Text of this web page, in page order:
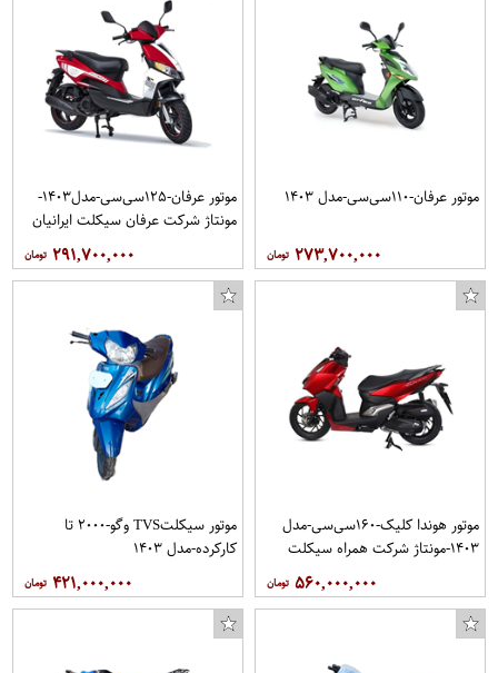
موتور عرفان-۱۱۰سی‌سی-مدل ۱۴۰۳
۲۷۳,۷۰۰,۰۰۰
موتور عرفان-۱۲۵سی‌سی-مدل۱۴۰۳-
مونتاژ شرکت عرفان سیکلت ایرانیان
۲۹۱,۷۰۰,۰۰۰
موتور هوندا کلیک-۱۶۰سی‌سی-مدل
۱۴۰۳-مونتاژ شرکت همراه سیکلت
۵۶۰,۰۰۰,۰۰۰
موتور سیکلتTVS وگو-۲۰۰۰ تا
کارکرده-مدل ۱۴۰۳
۴۲۱,۰۰۰,۰۰۰